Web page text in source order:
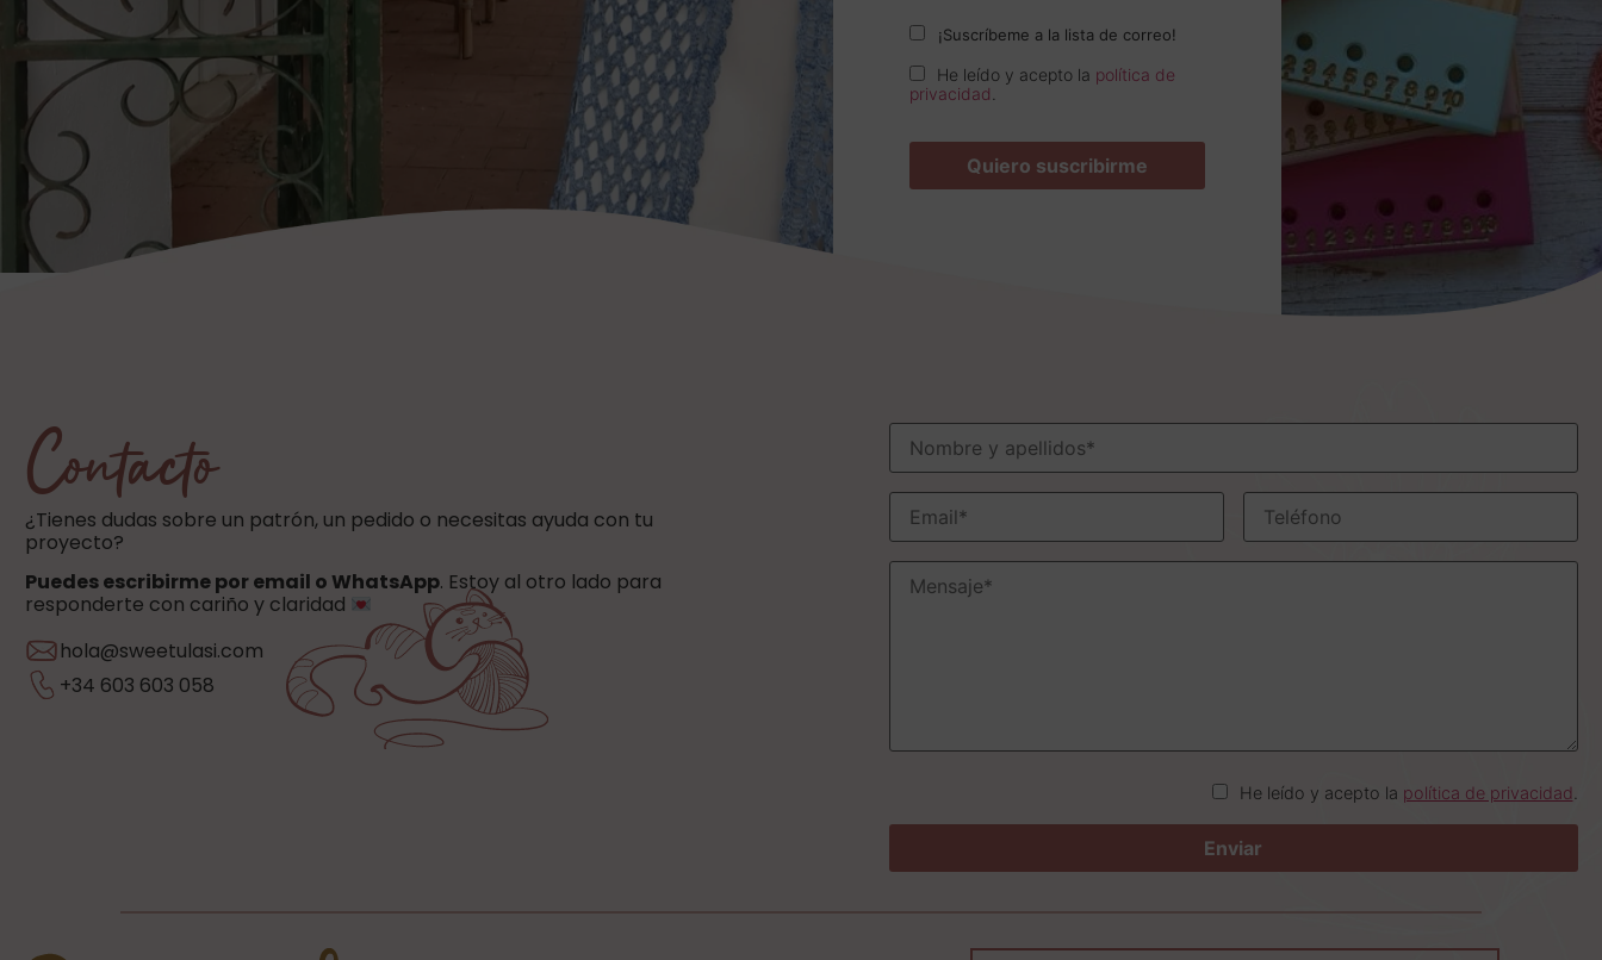
¡Suscríbeme a la lista de correo!
He leído y acepto la política de
privacidad
Contacto
¿Tienes dudas sobre un patrón, un pedido o necesitas ayuda con tu
proyecto?
Puedes escribirme por email o WhatsApp. Estoy al otro lado para
responderte con cariño y claridad
hola@sweetulasi.com
+34 603 603 058
He leído y acepto la política de privacidad